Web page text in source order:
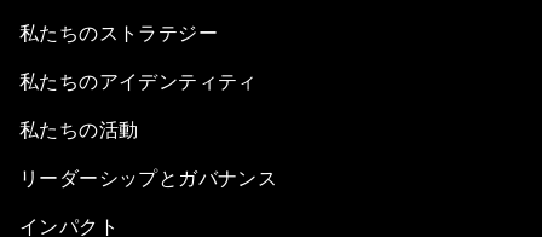
Leadership on the Paris Agreement
Collective Action towards Reskilling India
India Economic Outlook
私たちのストラテジー
私たちのアイデンティティ
私たちの活動
リーダーシップとガバナンス
インパクト